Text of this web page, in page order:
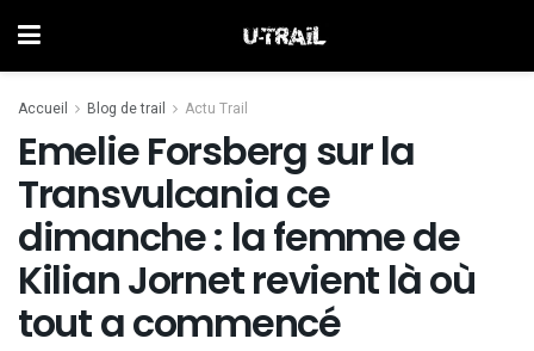
Accueil Blog de trail Actu Trail
Emelie Forsberg sur la
Transvulcania ce
dimanche : la femme de
Kilian Jornet revient là où
tout a commencé